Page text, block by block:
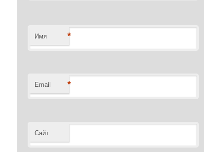
Имя *
Email *
Сайт